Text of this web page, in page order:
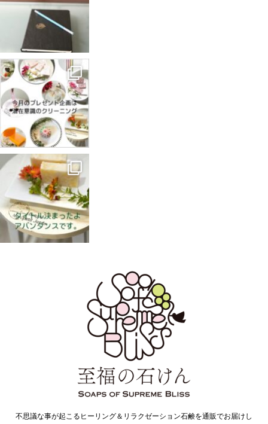
不思議な事が起こるヒーリング＆リラクゼーション石鹸を通販でお届けし